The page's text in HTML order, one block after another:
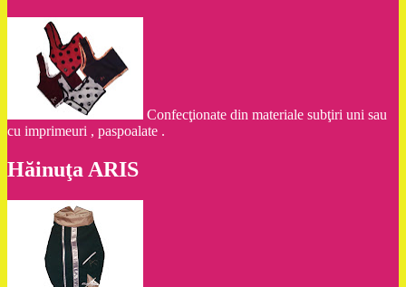
Confecţionate din materiale subţiri uni sau
cu imprimeuri , paspoalate .
Hăinuţa ARIS